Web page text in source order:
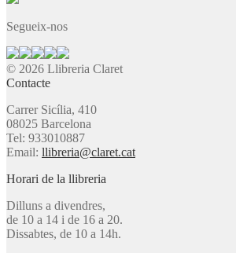
Segueix-nos
© 2026 Llibreria Claret
Contacte
Carrer Sicília, 410
08025 Barcelona
Tel: 933010887
Email: llibreria@claret.cat
Horari de la llibreria
Dilluns a divendres,
de 10 a 14 i de 16 a 20.
Dissabtes, de 10 a 14h.